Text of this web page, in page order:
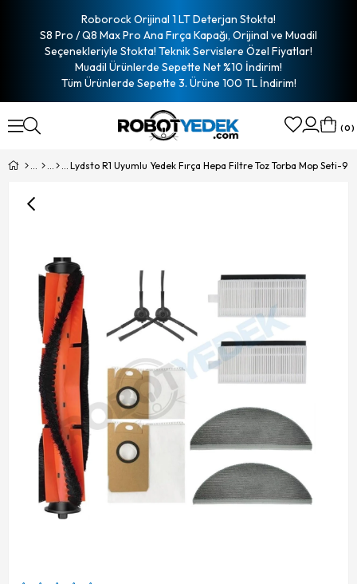
Roborock Orijinal 1 LT Deterjan Stokta!
S8 Pro / Q8 Max Pro Ana Fırça Kapağı, Orijinal ve Muadil
Seçenekleriyle Stokta! Teknik Servislere Özel Fiyatlar!
Muadil Ürünlerde Sepette Net %10 İndirim!
Tüm Ürünlerde Sepette 3. Ürüne 100 TL İndirim!
0
Lydsto R1 Uyumlu Yedek Fırça Hepa Filtre Toz Torba Mop Seti-9